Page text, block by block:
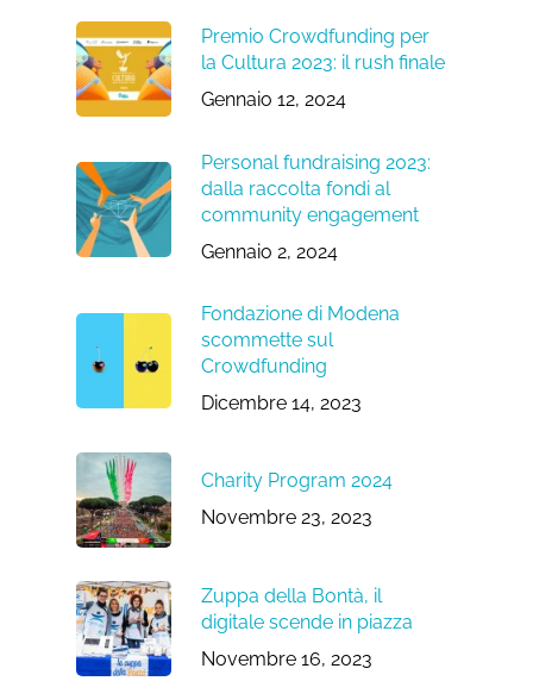
Premio Crowdfunding per
la Cultura 2023: il rush finale
Gennaio 12, 2024
Personal fundraising 2023:
dalla raccolta fondi al
community engagement
Gennaio 2, 2024
Fondazione di Modena
scommette sul
Crowdfunding
Dicembre 14, 2023
Charity Program 2024
Novembre 23, 2023
Zuppa della Bontà, il
digitale scende in piazza
Novembre 16, 2023